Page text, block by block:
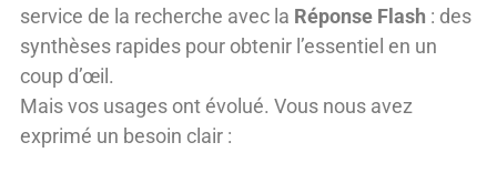
service de la recherche avec la Réponse Flash : des
synthèses rapides pour obtenir l’essentiel en un
coup d’œil.
Mais vos usages ont évolué. Vous nous avez
exprimé un besoin clair :